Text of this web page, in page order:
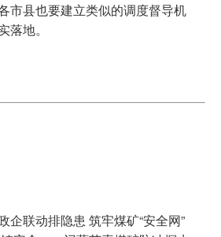
市县也要建立类似的调度督导机
地。
企联动排隐患 筑牢煤矿“安全网”